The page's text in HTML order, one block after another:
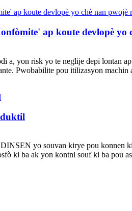
ap koute devlopè yo
a, yon risk yo te neglije depi lontan
Pwobabilite pou itilizasyon machin
duktil
yo souvan kirye pou konnen
ki ba ak yon kontni souf ki ba pou